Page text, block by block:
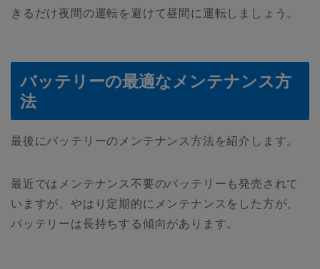
きるだけ夜間の運転を避けて昼間に運転しましょう。
バッテリーの最適なメンテナンス方
法
最後にバッテリーのメンテナンス方法を紹介します。
最近ではメンテナンス不要のバッテリーも発売されて
いますが、やはり定期的にメンテナンスをした方が、
バッテリーは長持ちする傾向があります。